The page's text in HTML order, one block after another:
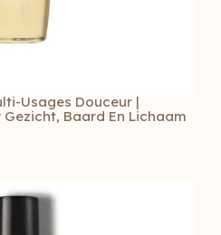
Usages Douceur |
Baard En Lichaam